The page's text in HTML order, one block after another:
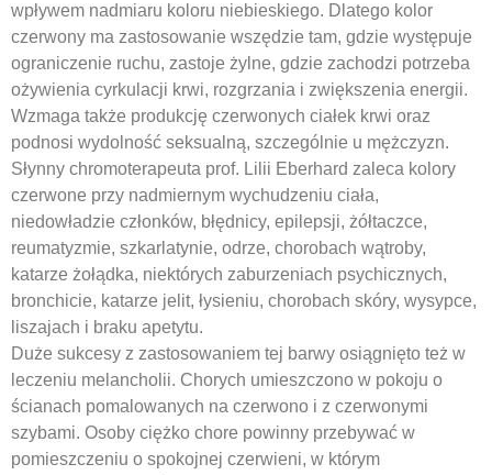
wpływem nadmiaru koloru niebieskiego. Dlatego kolor
czerwony ma zastosowanie wszędzie tam, gdzie występuje
ograniczenie ruchu, zastoje żylne, gdzie zachodzi potrzeba
ożywienia cyrkulacji krwi, rozgrzania i zwiększenia energii.
Wzmaga także produkcję czerwonych ciałek krwi oraz
podnosi wydolność seksualną, szczególnie u mężczyzn.
Słynny chromoterapeuta prof. Lilii Eberhard zaleca kolory
czerwone przy nadmiernym wychudzeniu ciała,
niedowładzie członków, błędnicy, epilepsji, żółtaczce,
reumatyzmie, szkarlatynie, odrze, chorobach wątroby,
katarze żołądka, niektórych zaburzeniach psychicznych,
bronchicie, katarze jelit, łysieniu, chorobach skóry, wysypce,
liszajach i braku apetytu.
Duże sukcesy z zastosowaniem tej barwy osiągnięto też w
leczeniu melancholii. Chorych umieszczono w pokoju o
ścianach pomalowanych na czerwono i z czerwonymi
szybami. Osoby ciężko chore powinny przebywać w
pomieszczeniu o spokojnej czerwieni, w którym